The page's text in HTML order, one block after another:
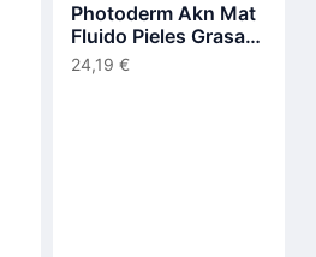
Photoderm Akn Mat
Fluido Pieles Grasas
Y Acnéicas Spf30 40
24,19 €